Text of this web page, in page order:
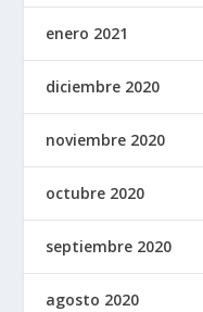
enero 2021
diciembre 2020
noviembre 2020
octubre 2020
septiembre 2020
agosto 2020